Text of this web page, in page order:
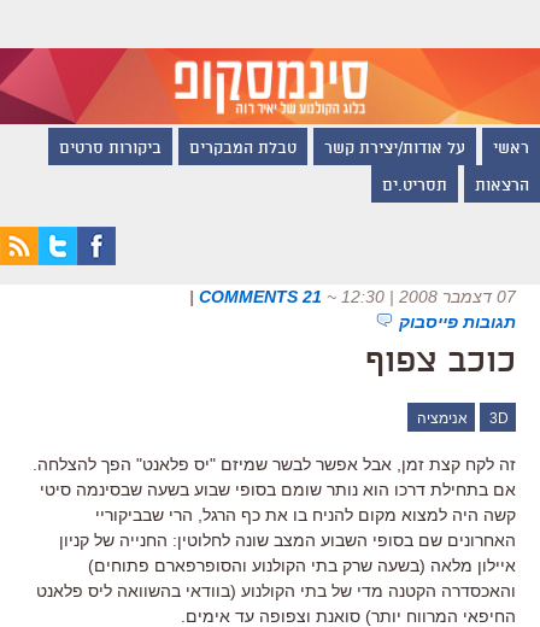
ראשי על אודות/יצירת קשר טבלת המבקרים ביקורות סרטים
הרצאות תסריט.ים
07 דצמבר 2008 | 12:30 ~
21 COMMENTS
|
תגובות פייסבוק
כוכב צפוף
3D אנימציה
זה לקח קצת זמן, אבל אפשר לבשר שמיזם "יס פלאנט" הפך להצלחה.
אם בתחילת דרכו הוא נותר שומם בסופי שבוע בשעה שבסינמה סיטי
קשה היה למצוא מקום להניח בו את כף הרגל, הרי שבביקוריי
האחרונים שם בסופי השבוע המצב שונה לחלוטין: החנייה של קניון
איילון מלאה (בשעה שרק בתי הקולנוע והסופרפארם פתוחים)
והאכסדרה הקטנה מדי של בתי הקולנוע (בוודאי בהשוואה ליס פלאנט
החיפאי המרווח יותר) סואנת וצפופה עד אימים.